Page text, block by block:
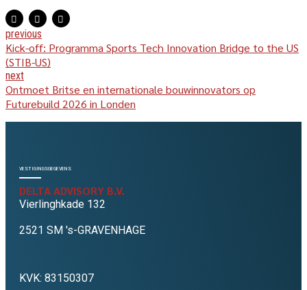
previous
Kick-off: Programma Sports Tech Innovation Bridge to the US
(STIB-US)
next
Ontmoet Britse en internationale bouwinnovators op
Futurebuild 2026 in Londen
VESTIGINGSGEGEVENS
DELTA ADVISORY B.V.
Vierlinghkade 132
2521 SM 's-GRAVENHAGE
KVK: 83150307